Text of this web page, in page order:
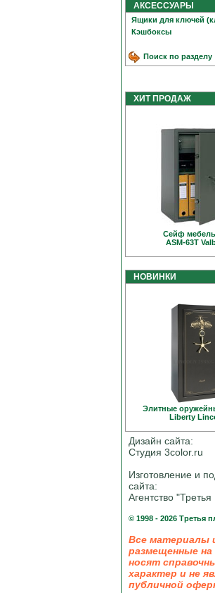
АКСЕССУАРЫ
Ящики для ключей
Кэшбоксы
Поиск по разделу
ХИТ ПРОДАЖ
Сейф
ASM-63T
НОВИНКИ
Элитные
Liberty
Дизайн сайта:
Студия 3color.ru
Изготовление и
сайта:
Агентство
© 1998 - 2026 Третья
Все материалы
размещенные на
носят
характер и не
публичной